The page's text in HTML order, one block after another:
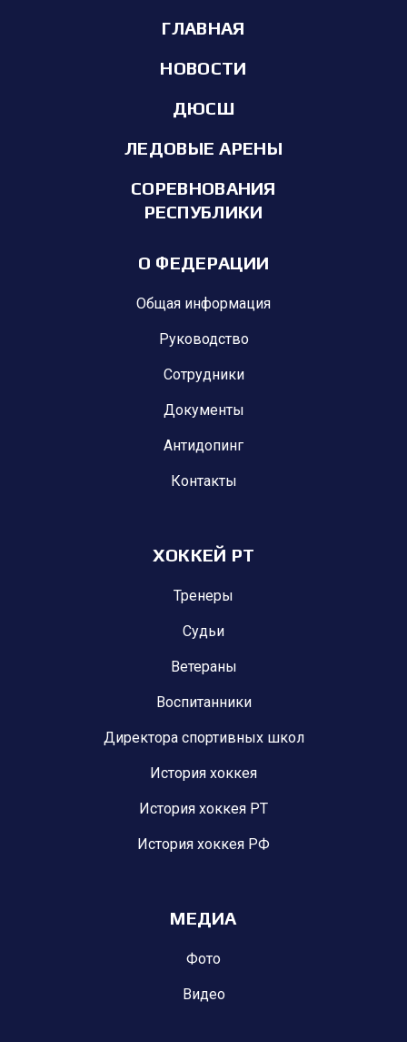
ГЛАВНАЯ
НОВОСТИ
ДЮСШ
ЛЕДОВЫЕ АРЕНЫ
СОРЕВНОВАНИЯ
РЕСПУБЛИКИ
О ФЕДЕРАЦИИ
Общая информация
Руководство
Сотрудники
Документы
Антидопинг
Контакты
ХОККЕЙ РТ
Тренеры
Судьи
Ветераны
Воспитанники
Директора спортивных школ
История хоккея
История хоккея РТ
История хоккея РФ
МЕДИА
Фото
Видео